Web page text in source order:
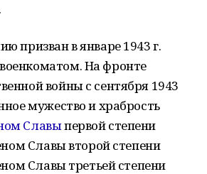
призван в январе 1943 г.
На фронте
войны с сентября 1943
мужество и храбрость
Славыпервой степени
Славы второй степени
Славы третьей степени